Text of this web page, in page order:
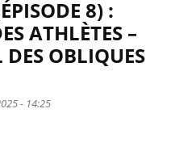
8) :
ATHLÈTES –
OBLIQUES
- 14:25